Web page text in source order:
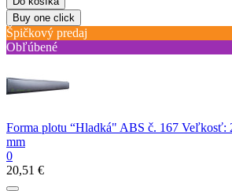
Buy one click
Špičkový predaj
Obľúbené
Forma plotu “Hladká" ABS č. 167 Veľkosť:
mm
0
20,51 €